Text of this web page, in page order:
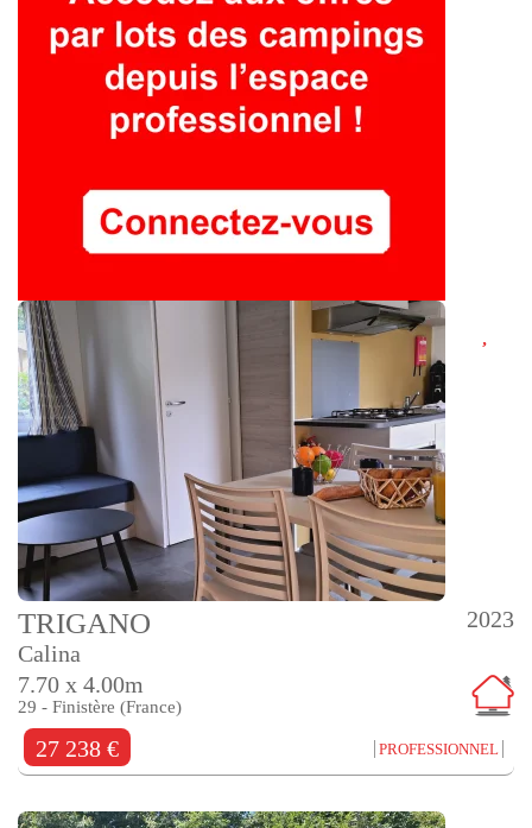
2023
TRIGANO
Calina
7.70 x 4.00m
29 - Finistère (France)
27 238 € PROFESSIONNEL